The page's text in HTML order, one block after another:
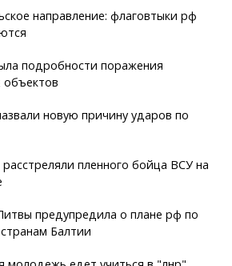
направление: флаговтыки рф
подробности поражения
объектов
новую причину ударов по
пленного бойца ВСУ на
предупредила о плане рф по
Балтии